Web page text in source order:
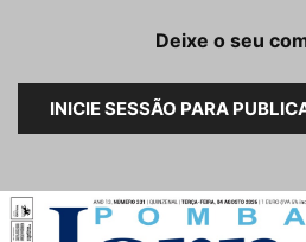
Deixe o seu
INICIE SESSÃO PARA